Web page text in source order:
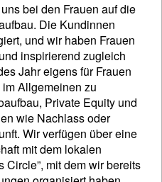
bei den Frauen auf die
Die Kundinnen
und wir haben Frauen
inspirierend zugleich
Jahr eigens für Frauen
im Allgemeinen zu
Private Equity und
wie Nachlass oder
Wir verfügen über eine
mit dem lokalen
Circle”, mit dem wir bereits